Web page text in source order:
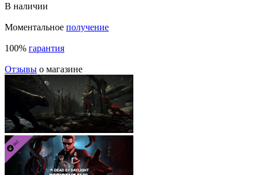
В наличии
Моментальное получение
100% гарантия
Отзывы о магазине